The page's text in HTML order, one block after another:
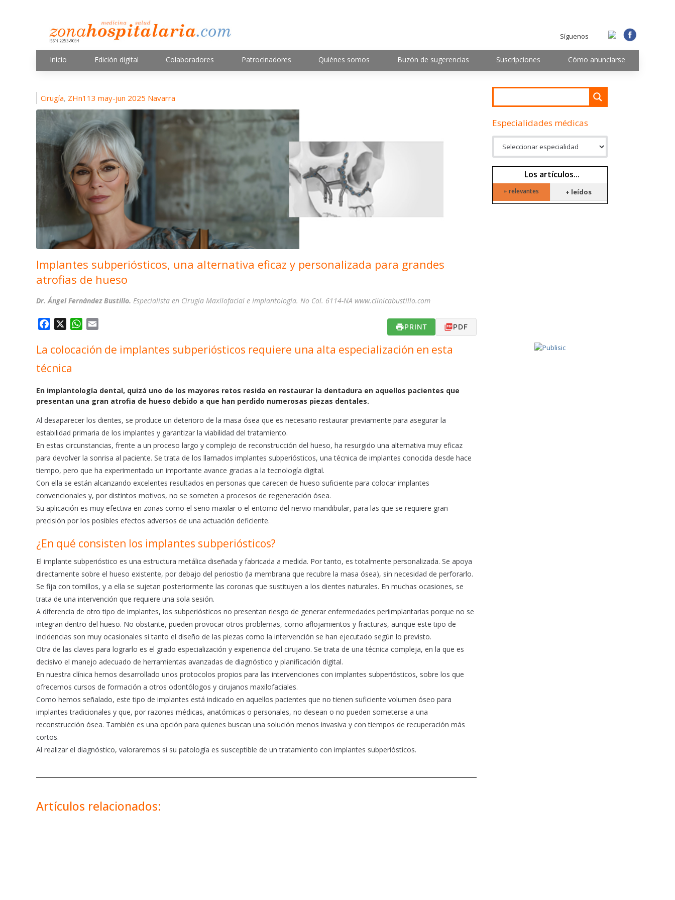
Síguenos
Inicio Edición digital Colaboradores Patrocinadores Quiénes somos Buzón de sugerencias Suscripciones Cómo anunciarse
Cirugía, ZHn113 may-jun 2025 Navarra
Implantes subperiósticos, una alternativa eficaz y personalizada para grandes
atrofias de hueso
Dr. Ángel Fernández Bustillo. Especialista en Cirugía Maxilofacial e Implantología. No Col. 6114-NA www.clinicabustillo.com
c
b
o
W
a
p
a
PRINT PDF
La colocación de implantes subperiósticos requiere una alta especialización en esta
técnica
En implantología dental, quizá uno de los mayores retos resida en restaurar la dentadura en aquellos pacientes que
presentan una gran atrofia de hueso debido a que han perdido numerosas piezas dentales.
Al desaparecer los dientes, se produce un deterioro de la masa ósea que es necesario restaurar previamente para asegurar la
estabilidad primaria de los implantes y garantizar la viabilidad del tratamiento.
En estas circunstancias, frente a un proceso largo y complejo de reconstrucción del hueso, ha resurgido una alternativa muy eficaz
para devolver la sonrisa al paciente. Se trata de los llamados implantes subperiósticos, una técnica de implantes conocida desde hace
tiempo, pero que ha experimentado un importante avance gracias a la tecnología digital.
Con ella se están alcanzando excelentes resultados en personas que carecen de hueso suficiente para colocar implantes
convencionales y, por distintos motivos, no se someten a procesos de regeneración ósea.
Su aplicación es muy efectiva en zonas como el seno maxilar o el entorno del nervio mandibular, para las que se requiere gran
precisión por los posibles efectos adversos de una actuación deficiente.
¿En qué consisten los implantes subperiósticos?
El implante subperióstico es una estructura metálica diseñada y fabricada a medida. Por tanto, es totalmente personalizada. Se apoya
directamente sobre el hueso existente, por debajo del periostio (la membrana que recubre la masa ósea), sin necesidad de perforarlo.
Se fija con tornillos, y a ella se sujetan posteriormente las coronas que sustituyen a los dientes naturales. En muchas ocasiones, se
trata de una intervención que requiere una sola sesión.
A diferencia de otro tipo de implantes, los subperiósticos no presentan riesgo de generar enfermedades periimplantarias porque no se
integran dentro del hueso. No obstante, pueden provocar otros problemas, como aflojamientos y fracturas, aunque este tipo de
incidencias son muy ocasionales si tanto el diseño de las piezas como la intervención se han ejecutado según lo previsto.
Otra de las claves para lograrlo es el grado especialización y experiencia del cirujano. Se trata de una técnica compleja, en la que es
decisivo el manejo adecuado de herramientas avanzadas de diagnóstico y planificación digital.
En nuestra clínica hemos desarrollado unos protocolos propios para las intervenciones con implantes subperiósticos, sobre los que
ofrecemos cursos de formación a otros odontólogos y cirujanos maxilofaciales.
Como hemos señalado, este tipo de implantes está indicado en aquellos pacientes que no tienen suficiente volumen óseo para
implantes tradicionales y que, por razones médicas, anatómicas o personales, no desean o no pueden someterse a una
reconstrucción ósea. También es una opción para quienes buscan una solución menos invasiva y con tiempos de recuperación más
cortos.
Al realizar el diagnóstico, valoraremos si su patología es susceptible de un tratamiento con implantes subperiósticos.
Artículos relacionados:
Especialidades médicas
Los artículos...
+ relevantes + leídos